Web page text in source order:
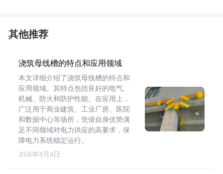
其他推荐
浇筑母线槽的特点和应用领域
本文详细介绍了浇筑母线槽的特点和
应用领域。其特点包括良好的电气、
机械、防火和防护性能。在应用上，
广泛用于商业建筑、工业厂房、医院
和数据中心等场所，凭借自身优势满
足不同领域对电力供应的高要求，保
障电力系统稳定运行。
2026年8月4日